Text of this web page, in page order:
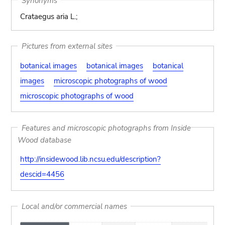
Crataegus aria L.;
Pictures from external sites
botanical images
botanical images
botanical
images
microscopic photographs of wood
microscopic photographs of wood
Features and microscopic photographs from Inside
Wood database
http://insidewood.lib.ncsu.edu/description?
descid=4456
Local and/or commercial names